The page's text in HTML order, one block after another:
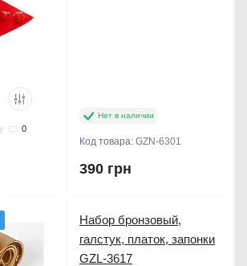
0
Нет в наличии
Код товара: GZN-6301
390 грн
Набор бронзовый,
галстук, платок, запонки
GZL-3617